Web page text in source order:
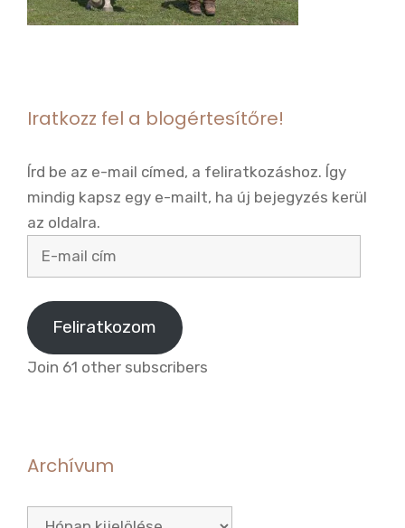
Iratkozz fel a blogértesítőre!
Írd be az e-mail címed, a feliratkozáshoz. Így
mindig kapsz egy e-mailt, ha új bejegyzés kerül
az oldalra.
mail
cím
Feliratkozom
Join 61 other subscribers
Archívum
Archívum